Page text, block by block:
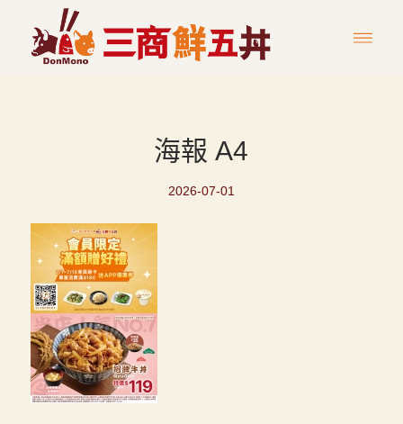
海報 A4
2026-07-01